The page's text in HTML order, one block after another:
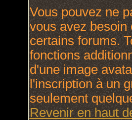
Vous pouvez ne
vous avez besoin
certains forums.
fonctions
d'une image
l'inscription à un
seulement
Revenir en haut